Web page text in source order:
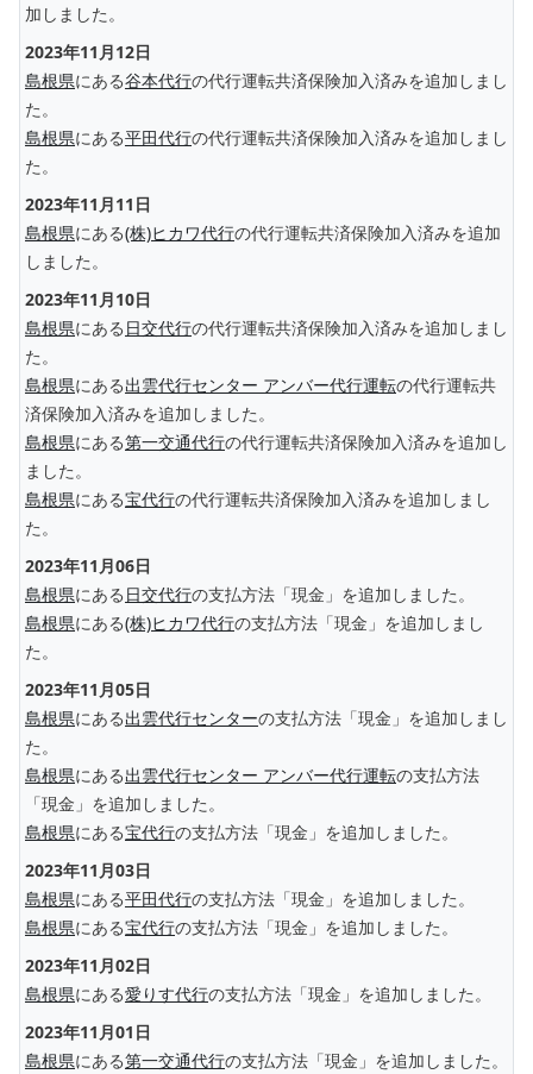
加しました。
2023年11月12日
島根県にある谷本代行の代行運転共済保険加入済みを追加しまし
た。
島根県にある平田代行の代行運転共済保険加入済みを追加しまし
た。
2023年11月11日
島根県にある(株)ヒカワ代行の代行運転共済保険加入済みを追加
しました。
2023年11月10日
島根県にある 日交代行の代行運転共済保険加入済みを追加しまし
た。
島根県にある出雲代行センター アンバー代行運転の代行運転共
済保険加入済みを追加しました。
島根県にある第一交通代行の代行運転共済保険加入済みを追加し
ました。
島根県にある宝代行の代行運転共済保険加入済みを追加しまし
た。
2023年11月06日
島根県にある 日交代行の支払方法「現金」を追加しました。
島根県にある(株)ヒカワ代行の支払方法「現金」を追加しまし
た。
2023年11月05日
島根県にある出雲代行センターの支払方法「現金」を追加しまし
た。
島根県にある出雲代行センター アンバー代行運転の支払方法
「現金」を追加しました。
島根県にある宝代行の支払方法「現金」を追加しました。
2023年11月03日
島根県にある平田代行の支払方法「現金」を追加しました。
島根県にある宝代行の支払方法「現金」を追加しました。
2023年11月02日
島根県にある愛りす代行の支払方法「現金」を追加しました。
2023年11月01日
島根県にある第一交通代行の支払方法「現金」を追加しました。